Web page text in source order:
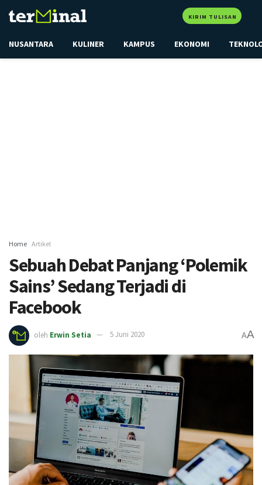
KIRIM TULISAN
NUSANTARA KULINER KAMPUS EKONOMI
Home Artikel
Sebuah Debat Panjang ‘Polemik
Sains’ Sedang Terjadi di
Facebook
oleh Erwin Setia 5 Juni 2020 AA